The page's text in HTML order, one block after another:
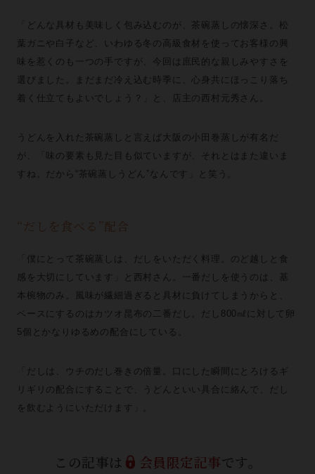
「どんな具材も美味しく包み込むのが、茶碗蒸しの懐深さ。松
葉ガニや白子など、いわゆる冬の高級食材を使ってお客様の興
味を惹くのも一つの手ですが、今回は庶民的な親しみやすさを
選びました。まだまだ冷え込む時季に、心身共にほっこり落ち
着く仕立てもよいでしょう？」と、店主の西村元秀さん。
うどんを入れた茶碗蒸しと言えば大阪の小田巻蒸しが有名だ
が、「味の要素も見た目も似ていますが、それとはまた違いま
すね。だから“茶碗蒸しうどん”なんです」と笑う。
“だしを食べる”配合
「僕にとって茶碗蒸しは、だしをいただく料理。のど越しと食
感を大切にしています」と西村さん。一番だしを使うのは、基
本椀物のみ。風味が繊細過ぎると具材に負けてしまうからと、
ベースにするのはカツオ昆布の二番だし。だし800㎖に対して卵
5個とかなりゆるめの配合にしている。
「だしは、ウチのだし巻きの倍量。口にした瞬間にとろけるギ
リギリの配合にすることで、うどんといい具合に絡んで、だし
を飲むようにいただけます」。
この記事は 会員限定記事です。